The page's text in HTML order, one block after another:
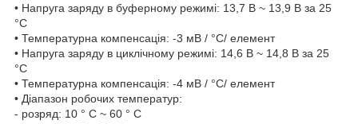
• Напруга заряду в буферному режимі: 13,7 В ~ 13,9 В за 25
°C
• Температурна компенсація: -3 мВ / °C/ елемент
• Напруга заряду в циклічному режимі: 14,6 В ~ 14,8 В за 25
°C
• Температурна компенсація: -4 мВ / °C/ елемент
• Діапазон робочих температур:
- розряд: 10 ° C ~ 60 ° C